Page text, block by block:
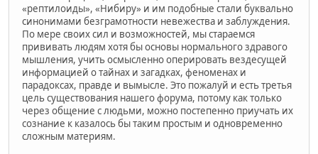
«рептилоиды», «Нибиру» и им подобные стали буквально
синонимами безграмотности невежества и заблуждения.
По мере своих сил и возможностей, мы стараемся
прививать людям хотя бы основы нормального здравого
мышления, учить осмысленно оперировать вездесущей
информацией о тайнах и загадках, феноменах и
парадоксах, правде и вымысле. Это пожалуй и есть третья
цель существования нашего форума, потому как только
через общение с людьми, можно постепенно приучать их
сознание к казалось бы таким простым и одновременно
сложным материям.